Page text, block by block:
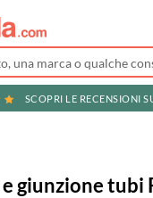
SCOPRI LE RECENSIONI
giunzione tubi